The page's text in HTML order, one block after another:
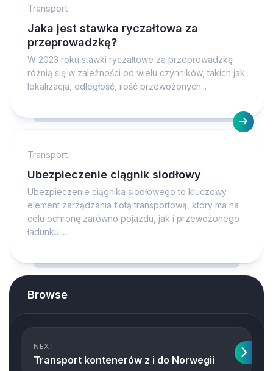
Transport
Jaka jest stawka ryczałtowa za
przeprowadzkę?
W 2023 roku stawki ryczałtowe za przeprowadzkę
różnią się w zależności od wielu czynników, takich jak
lokalizacja, odległość, ilość przewożonych...
Transport
Ubezpieczenie ciągnik siodłowy
Ubezpieczenie ciągnika siodłowego to kluczowy
element zarządzania flotą transportową, który ma na
celu ochronę zarówno pojazdu, jak i przewożonego
ładunku....
Browse
NEXT
Transport kontenerów z i do Norwegii